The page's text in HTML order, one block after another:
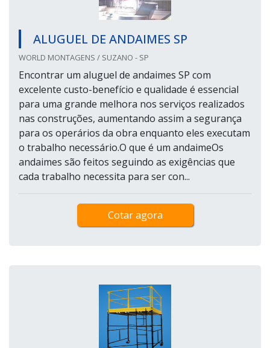
ALUGUEL DE ANDAIMES SP
WORLD MONTAGENS / SUZANO - SP
Encontrar um aluguel de andaimes SP com
excelente custo-benefício e qualidade é essencial
para uma grande melhora nos serviços realizados
nas construções, aumentando assim a segurança
para os operários da obra enquanto eles executam
o trabalho necessário.O que é um andaimeOs
andaimes são feitos seguindo as exigências que
cada trabalho necessita para ser con...
Cotar agora